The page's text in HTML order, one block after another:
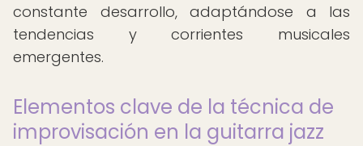
constante desarrollo, adaptándose a las
tendencias y corrientes musicales
emergentes.
Elementos clave de la técnica de
improvisación en la guitarra jazz